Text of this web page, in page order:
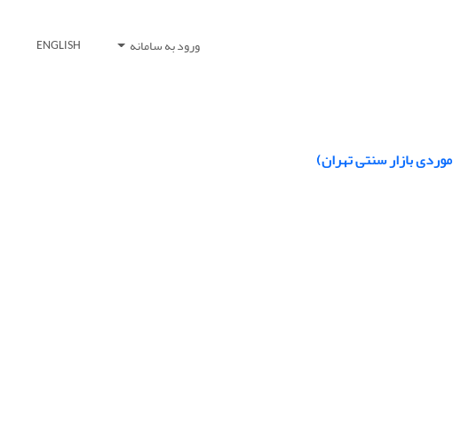
ورود به سامانه ENGLISH
بازار سنتی تهران)